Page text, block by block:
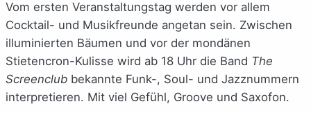
Vom ersten Veranstaltungstag werden vor allem
Cocktail- und Musikfreunde angetan sein. Zwischen
illuminierten Bäumen und vor der mondänen
Stietencron-Kulisse wird ab 18 Uhr die Band The
Screenclub bekannte Funk-, Soul- und Jazznummern
interpretieren. Mit viel Gefühl, Groove und Saxofon.